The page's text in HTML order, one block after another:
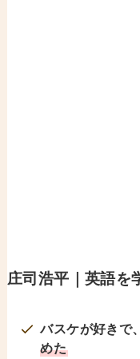
庄司浩平｜英語を
バスケが好きで、
めた